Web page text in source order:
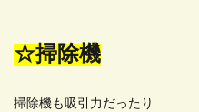
☆掃除機
掃除機も吸引力だったり